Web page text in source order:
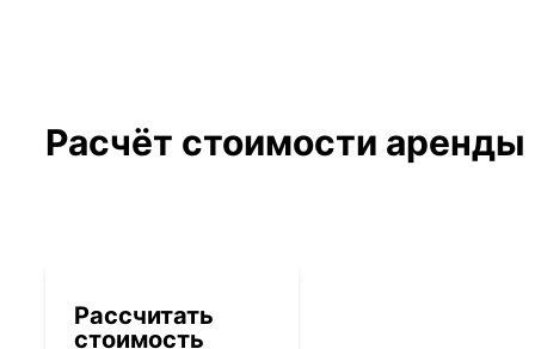
Расчёт стоимости аренды
Рассчитать
стоимость